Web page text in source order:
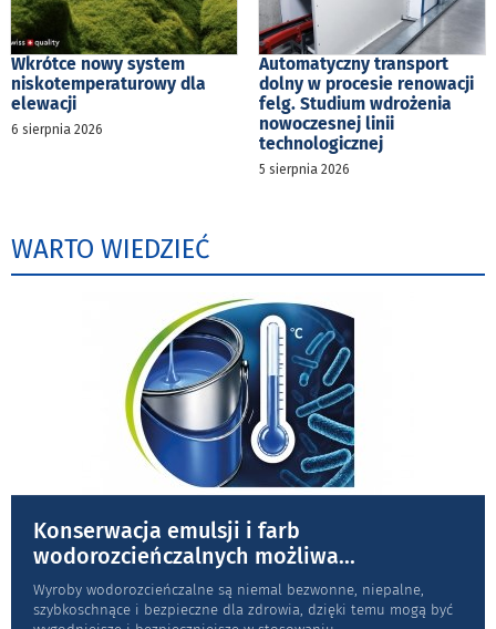
Wkrótce nowy system
niskotemperaturowy dla
elewacji
6 sierpnia 2026
Automatyczny transport
dolny w procesie renowacji
felg. Studium wdrożenia
nowoczesnej linii
technologicznej
5 sierpnia 2026
WARTO WIEDZIEĆ
Konserwacja emulsji i farb
wodorozcieńczalnych możliwa...
Wyroby wodorozcieńczalne są niemal bezwonne, niepalne,
szybkoschnące i bezpieczne dla zdrowia, dzięki temu mogą być